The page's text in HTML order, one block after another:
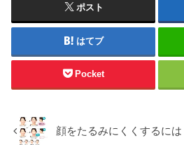
ポスト
はてブ
Pocket
顔をたるみにくくするには